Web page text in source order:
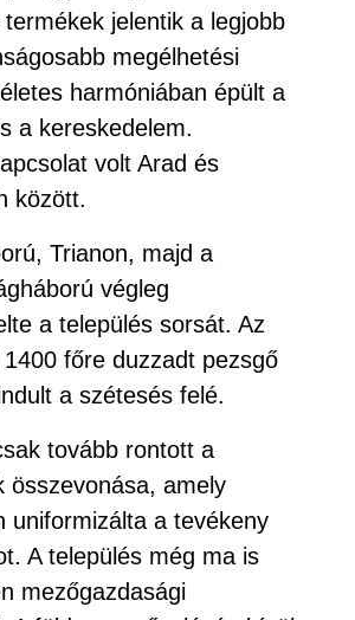
jelentik a legjobb
megélhetési
harmóniában épült a
a kereskedelem.
volt Arad és
között.
Trianon, majd a
végleg
a település sorsát. Az
főre duzzadt pezsgő
a szétesés felé.
tovább rontott a
összevonása, amely
uniformizálta a tevékeny
A település még ma is
mezőgazdasági